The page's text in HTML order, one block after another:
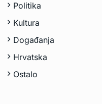
Politika
Kultura
Događanja
Hrvatska
Ostalo